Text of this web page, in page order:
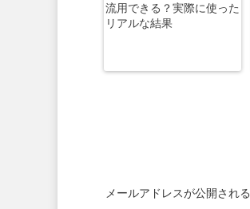
流用できる？実際に使った
リアルな結果
メールアドレスが公開され